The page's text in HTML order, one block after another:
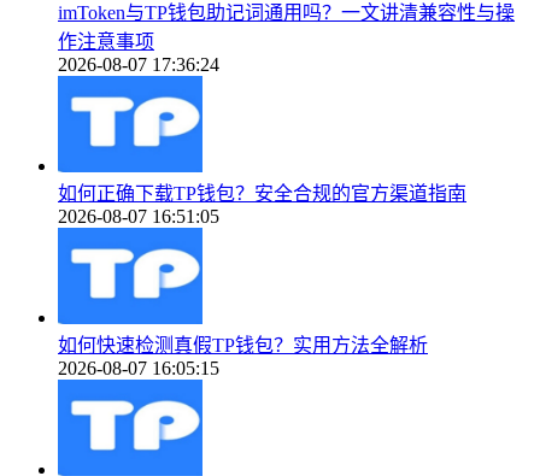
imToken与TP钱包助记词通用吗？一文讲清兼容性与操
作注意事项
2026-08-07 17:36:24
如何正确下载TP钱包？安全合规的官方渠道指南
2026-08-07 16:51:05
如何快速检测真假TP钱包？实用方法全解析
2026-08-07 16:05:15